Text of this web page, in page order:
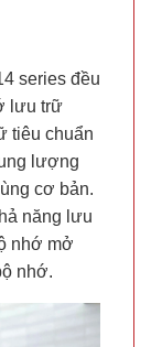
series đều
lưu trữ
tiêu chuẩn
lượng
cơ bản.
năng lưu
nhớ mở
nhớ.